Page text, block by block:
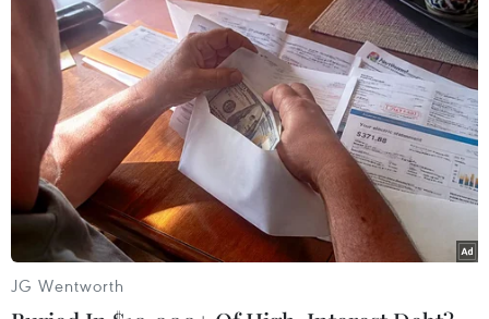
diễu hành trong ngày ra quân bảo đảm an ninh, trật tự trước,
trong và sau Tết Nguyên đán Giáp Thìn 2024. (Ảnh: Phạm
Kiên/TTXVN)
JG Wentworth